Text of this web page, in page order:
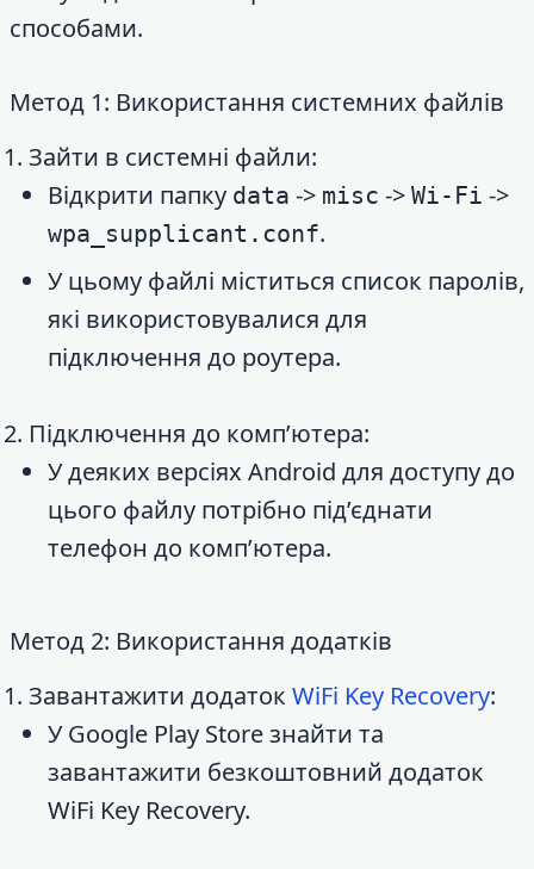
способами.
Метод 1: Використання системних файлів
Зайти в системні файли:
Відкрити папку data -> misc -> Wi-Fi ->
wpa_supplicant.conf.
У цьому файлі міститься список паролів,
які використовувалися для
підключення до роутера.
Підключення до комп’ютера:
У деяких версіях Android для доступу до
цього файлу потрібно під’єднати
телефон до комп’ютера.
Метод 2: Використання додатків
Завантажити додаток WiFi Key Recovery:
У Google Play Store знайти та
завантажити безкоштовний додаток
WiFi Key Recovery.